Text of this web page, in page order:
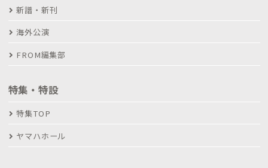
新譜・新刊
海外公演
FROM編集部
特集・特設
特集TOP
ヤマハホール